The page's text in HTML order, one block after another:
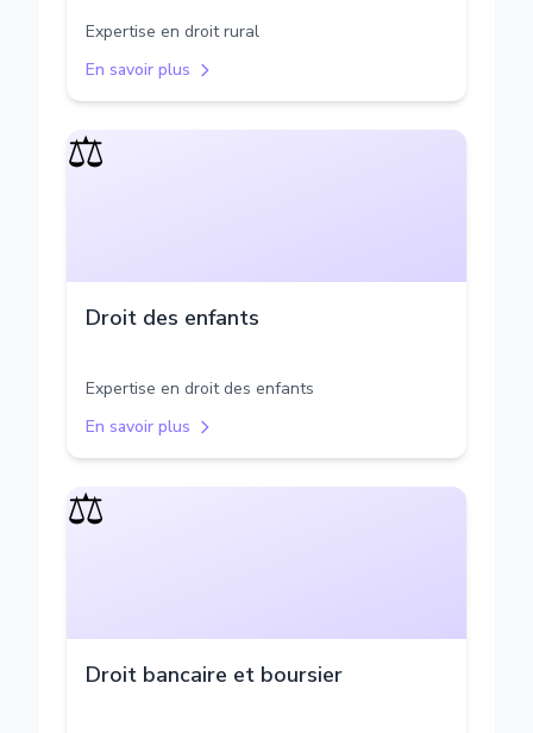
Expertise en droit rural
En savoir plus
⚖️
Droit des enfants
Expertise en droit des enfants
En savoir plus
⚖️
Droit bancaire et boursier